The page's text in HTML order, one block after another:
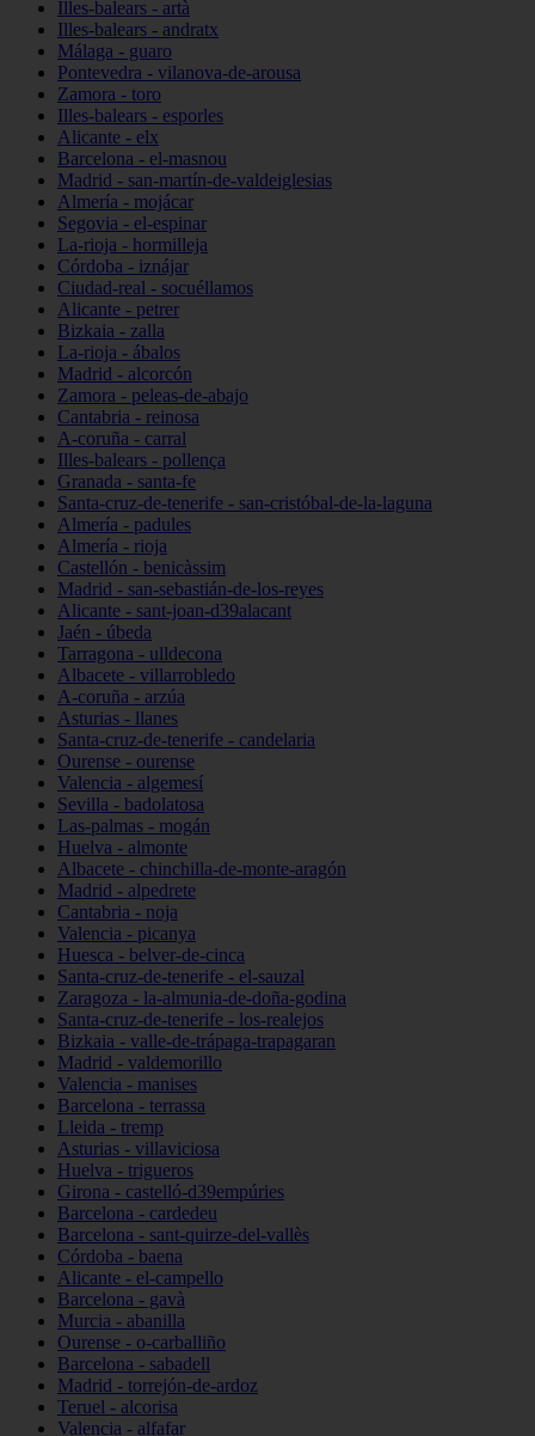
Illes-balears - artà
Illes-balears - andratx
Málaga - guaro
Pontevedra - vilanova-de-arousa
Zamora - toro
Illes-balears - esporles
Alicante - elx
Barcelona - el-masnou
Madrid - san-martín-de-valdeiglesias
Almería - mojácar
Segovia - el-espinar
La-rioja - hormilleja
Córdoba - iznájar
Ciudad-real - socuéllamos
Alicante - petrer
Bizkaia - zalla
La-rioja - ábalos
Madrid - alcorcón
Zamora - peleas-de-abajo
Cantabria - reinosa
A-coruña - carral
Illes-balears - pollença
Granada - santa-fe
Santa-cruz-de-tenerife - san-cristóbal-de-la-laguna
Almería - padules
Almería - rioja
Castellón - benicàssim
Madrid - san-sebastián-de-los-reyes
Alicante - sant-joan-d39alacant
Jaén - úbeda
Tarragona - ulldecona
Albacete - villarrobledo
A-coruña - arzúa
Asturias - llanes
Santa-cruz-de-tenerife - candelaria
Ourense - ourense
Valencia - algemesí
Sevilla - badolatosa
Las-palmas - mogán
Huelva - almonte
Albacete - chinchilla-de-monte-aragón
Madrid - alpedrete
Cantabria - noja
Valencia - picanya
Huesca - belver-de-cinca
Santa-cruz-de-tenerife - el-sauzal
Zaragoza - la-almunia-de-doña-godina
Santa-cruz-de-tenerife - los-realejos
Bizkaia - valle-de-trápaga-trapagaran
Madrid - valdemorillo
Valencia - manises
Barcelona - terrassa
Lleida - tremp
Asturias - villaviciosa
Huelva - trigueros
Girona - castelló-d39empúries
Barcelona - cardedeu
Barcelona - sant-quirze-del-vallès
Córdoba - baena
Alicante - el-campello
Barcelona - gavà
Murcia - abanilla
Ourense - o-carballiño
Barcelona - sabadell
Madrid - torrejón-de-ardoz
Teruel - alcorisa
Valencia - alfafar